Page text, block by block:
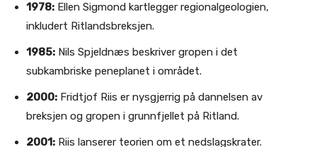
1978: Ellen Sigmond kartlegger regionalgeologien,
inkludert Ritlandsbreksjen.
1985: Nils Spjeldnæs beskriver gropen i det
subkambriske peneplanet i området.
2000: Fridtjof Riis er nysgjerrig på dannelsen av
breksjen og gropen i grunnfjellet på Ritland.
2001: Riis lanserer teorien om et nedslagskrater.